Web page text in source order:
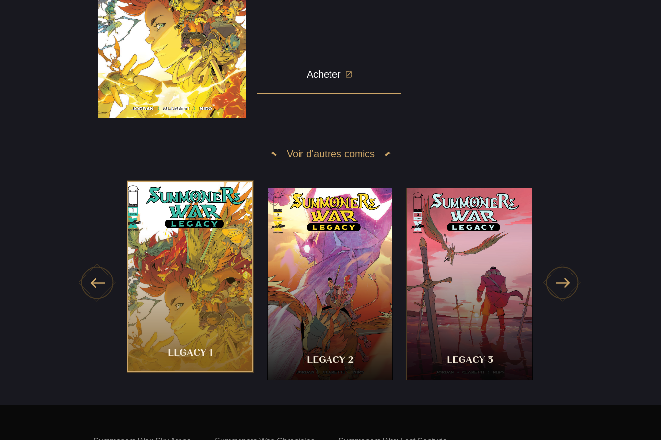
Acheter
Acheter
Acheter
Acheter
Acheter
Acheter
Acheter
Acheter
Acheter
Voir d'autres comics
LEGACY 1
LEGACY 2 LEGACY 3